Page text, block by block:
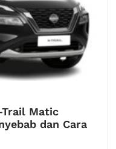
Trail Matic
dan Cara